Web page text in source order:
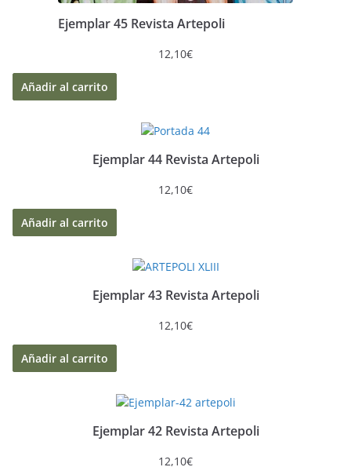
Ejemplar 45 Revista Artepoli
12,10€
Añadir al carrito
Ejemplar 44 Revista Artepoli
12,10€
Añadir al carrito
Ejemplar 43 Revista Artepoli
12,10€
Añadir al carrito
Ejemplar 42 Revista Artepoli
12,10€